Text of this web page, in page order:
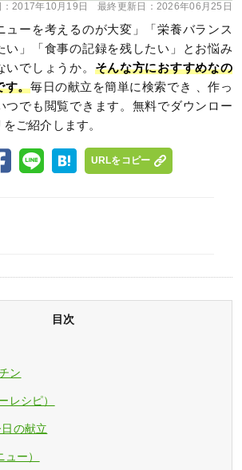
：2017年10月19日 最終更新日： 2026年06月25日
ューを考えるのが大変」「栄養バランス
い」「食事の記録を残したい」とお悩み
でしょうか。 そんな方におすすめなの
す。毎日の献立を簡単に検索でき 、作っ
つでも閲覧できます。無料でダウンロー
ご紹介します。
URLをコピー
目次
ン
レシピ）
の献立
ー）